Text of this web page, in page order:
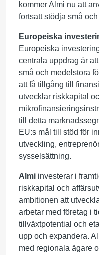
kommer Almi nu att
fortsatt stödja små
Europeiska
Europeiska
centrala uppdrag är
små och medelstora
att få tillgång till
utvecklar riskkapital
till detta
EU:s mål till stöd för
utveckling,
sysselsättning.
Almi investerar i
riskkapital och
ambitionen att
arbetar med företag i
tillväxtpotential och
upp och expandera.
med regionala ägare